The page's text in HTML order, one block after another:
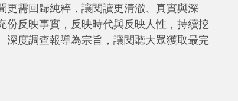
更需回歸純粹，讓閱讀更清澈、真實與深
份反映事實，反映時代與反映人性，持續挖
深度調查報導為宗旨，讓閱聽大眾獲取最完